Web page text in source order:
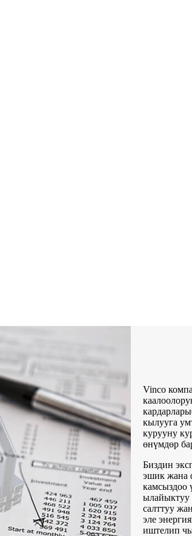
Vinco
кылууга
курууну
өнүмдөр
Биздин
эшик жана
камсыздоо
ылайыктуу
салттуу
эле
иштелип